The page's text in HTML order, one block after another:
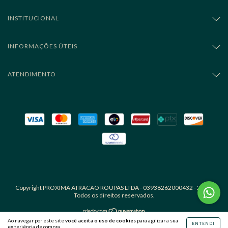
Ao navegar por este sitevocê aceita o uso de cookies para agilizar a sua
experiência de compra.
ENTENDI
INSTITUCIONAL
INFORMAÇÕES ÚTEIS
ATENDIMENTO
Copyright PROXIMA ATRACAO ROUPAS LTDA - 03938262000432 - 2026.
Todos os direitos reservados.